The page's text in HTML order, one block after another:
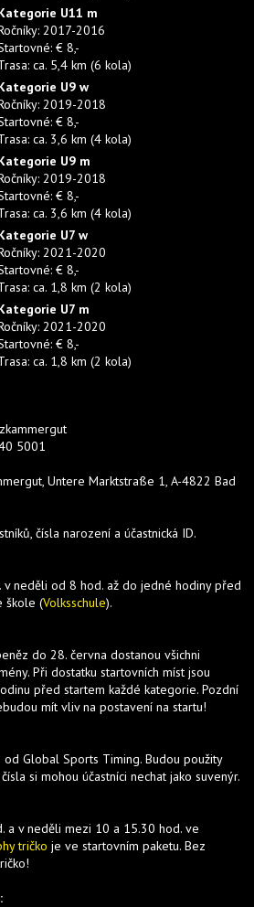
U11 m
: 2017-2016
: € 8,-
: ca. 5,4 km (6 kola)
U9 w
: 2019-2018
: € 8,-
: ca. 3,6 km (4 kola)
U9 m
: 2019-2018
: € 8,-
: ca. 3,6 km (4 kola)
U7 w
: 2021-2020
: € 8,-
: ca. 1,8 km (2 kola)
U7 m
: 2021-2020
: € 8,-
: ca. 1,8 km (2 kola)
5001
Untere Marktstraße 1, A-4822 Bad
čísla narození a účastnická ID.
neděli od 8 hod. až do jedné hodiny před
škole (Volksschule).
do 28. června dostanou všichni
Při dostatku startovních míst jsou
před startem každé kategorie. Pozdní
mít vliv na postavení na startu!
Global Sports Timing. Budou použity
si mohou účastníci nechat jako suvenýr.
a v neděli mezi 10 a 15.30 hod. ve
tričko je ve startovním paketu. Bez